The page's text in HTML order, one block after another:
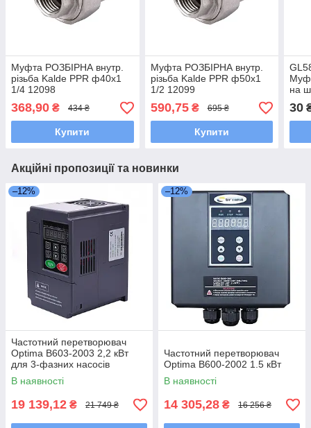
Муфта РОЗБІРНА внутр.
різьба Kalde PPR ф40х1
1/4 12098
368,90 ₴ 434 ₴
Купити
Муфта РОЗБІРНА внутр.
різьба Kalde PPR ф50х1
1/2 12099
590,75₴ 695 ₴
Купити
на
30
Акційні пропозиції та новинки
–12%
Частотний перетворювач
Optima B603-2003 2,2 кВт
для 3-фазних насосів
В наявності
19 139,12 ₴ 21 749 ₴
–12%
Частотний перетворювач
Optima B600-2002 1.5 кВт
В наявності
14 305,28 ₴ 16 256 ₴